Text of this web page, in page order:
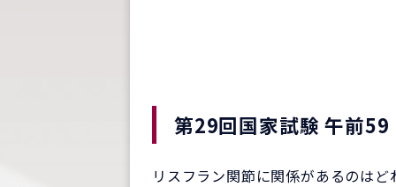
第29回国家試験 午前59
リスフラン関節に関係があるのはど